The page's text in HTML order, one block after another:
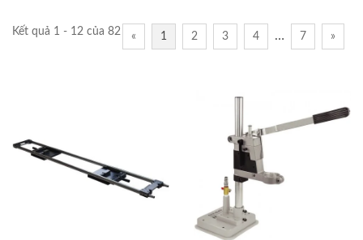
Kết quả 1 - 12 của 82 « 1 2 3 4 … 7 »